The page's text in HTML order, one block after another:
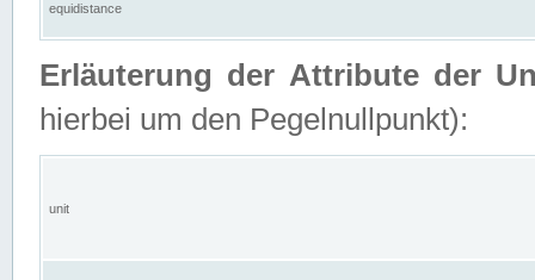
equidistance
Erläuterung der Attribute der
hierbei um den Pegelnullpunkt):
unit